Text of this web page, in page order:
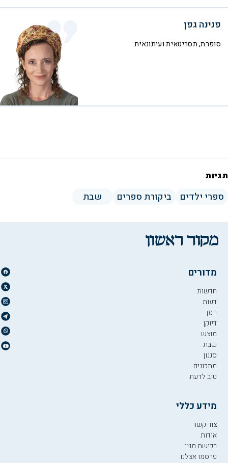
פנינה גפן
סופרת, תסריטאית ועיתונאית
תגיות
ספרי ילדים ביקורת ספרים שבת
מדורים
חדשות
דעות
יומן
דיוקן
מוצש
שבת
סגנון
מתכונים
טוב לדעת
מידע כללי
צור קשר
אודות
רכישת מנוי
פרסמו אצלנו